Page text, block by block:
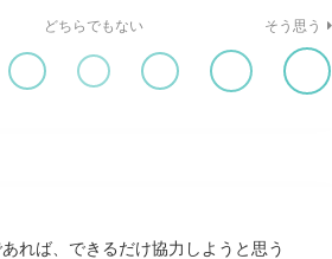
どちらでもない そう思う
れば、できるだけ協力しようと思う